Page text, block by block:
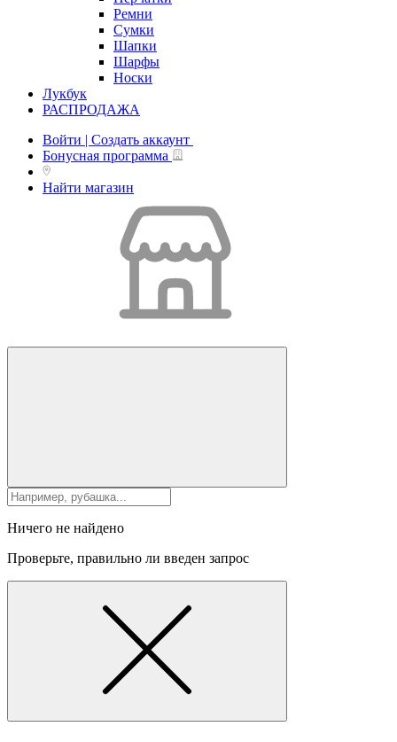
Ремни
Сумки
Шапки
Шарфы
Носки
Лукбук
РАСПРОДАЖА
Войти | Создать аккаунт
Бонусная программа
Найти магазин
Ничего не найдено
Проверьте, правильно ли введен запрос